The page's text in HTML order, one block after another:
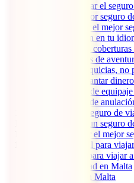
Por qué contratar el
¿Cuál es el mejor seguro
Qué debe tener el mejor
Atención en tu
Amplias coberturas
Deportes de
Sin franquicias, no
Sin adelantar
Pérdida de
Opción de
Cobertura del seguro de
Cuánto cuesta un seguro
Cómo contratar el mejor
Información útil para
Visado para viajar
Seguridad en Malta
Salud en Malta